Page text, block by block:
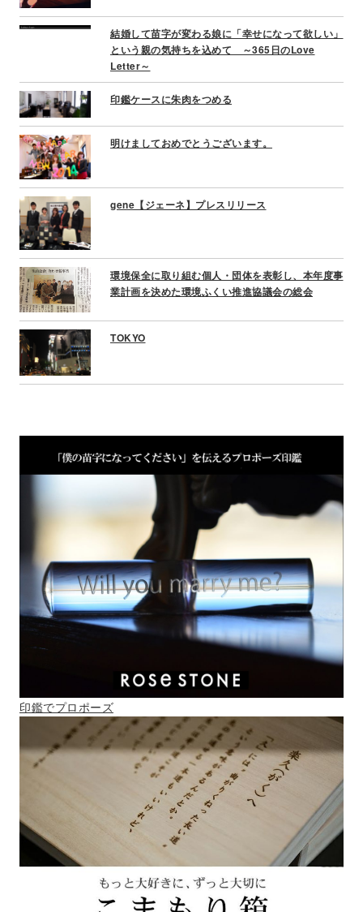
結婚して苗字が変わる娘に「幸せになって欲しい」
という親の気持ちを込めて ～365日のLove
Letter～
印鑑ケースに朱肉をつめる
明けましておめでとうございます。
gene【ジェーネ】プレスリリース
環境保全に取り組む個人・団体を表彰し、本年度事
業計画を決めた環境ふくい推進協議会の総会
TOKYO
印鑑でプロポーズ